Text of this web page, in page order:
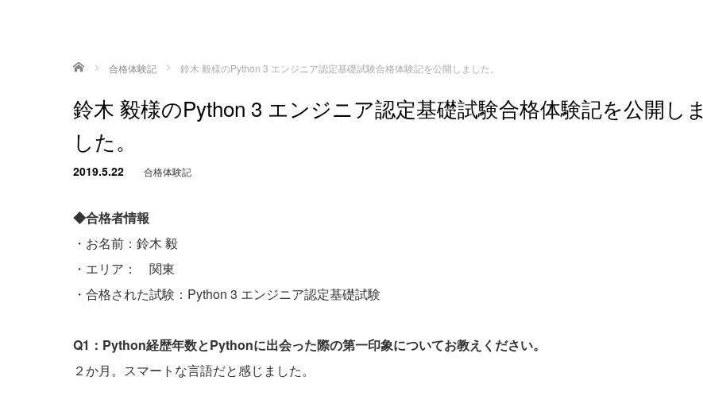
ホーム 合格体験記 鈴木 毅様のPython 3 エンジニア認定基礎試験合格体験記を公開しました。
鈴木 毅様のPython 3 エンジニア認定基礎試験合格体験記を公開しま
した。
2019.5.22 合格体験記
◆合格者情報
・お名前：鈴木 毅
・エリア： 関東
・合格された試験：Python 3 エンジニア認定基礎試験
Q1：Python経歴年数とPythonに出会った際の第一印象についてお教えください。
２か月。スマートな言語だと感じました。